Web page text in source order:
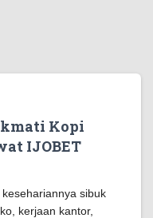
Kopi
IJOBET
sibuk
kerjaan kantor,